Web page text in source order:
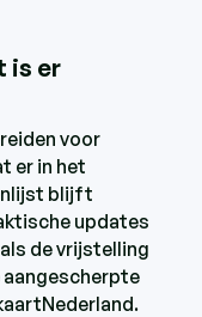
is er
voor
er in het
blijft
updates
de vrijstelling
aangescherpte